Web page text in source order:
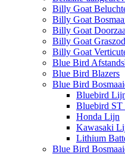
Billy Goat
Billy Goat
Billy Goat
Billy Goat
Billy Goat
Blue Bird
Blue Bird Blazers
Blue Bird
Bluebird
Bluebird
Honda Lijn
Kawasaki
Lithium
Blue Bird